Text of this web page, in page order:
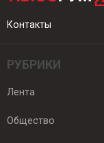
Контакты
РУБРИКИ
Лента
Общество